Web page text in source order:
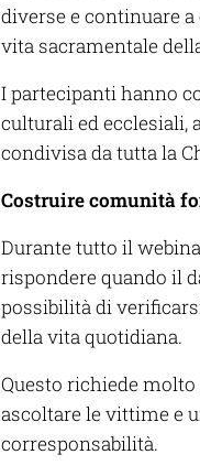
diverse e continuare
vita sacramentale
I partecipanti hanno
culturali ed ecclesiali,
condivisa da tutta la
Costruire comunità
Durante tutto il
rispondere quando il
possibilità di
della vita quotidiana.
Questo richiede
ascoltare le vittime e
corresponsabilità.